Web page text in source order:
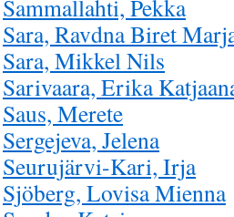
Sammallahti, Pekka
Sara, Ravdna Biret
Sara, Mikkel Nils
Sarivaara, Erika
Saus, Merete
Sergejeva, Jelena
Seurujärvi-Kari, Irja
Sjöberg, Lovisa Mienna